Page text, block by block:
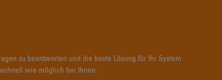
zu beantworten und die beste Lösung für Ihr System
wie möglich bei Ihnen.